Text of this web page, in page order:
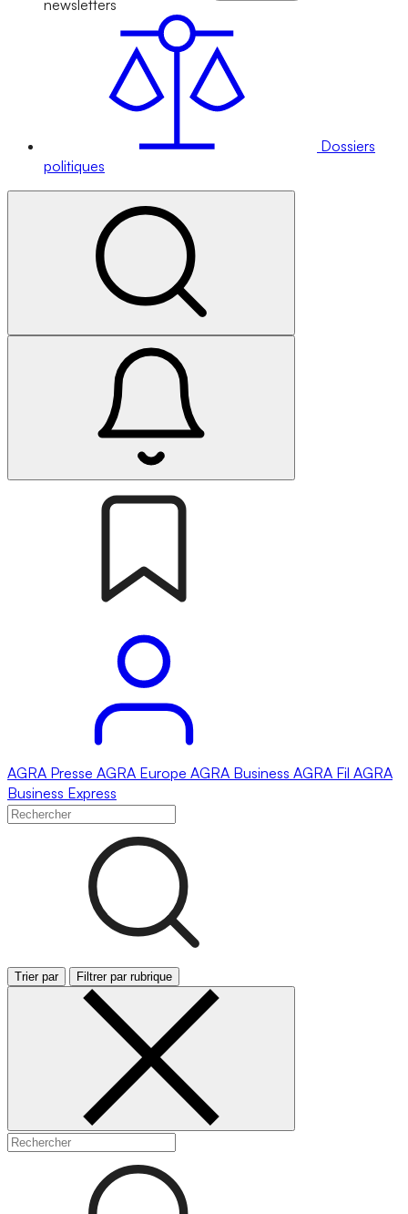
newsletters
Dossiers
politiques
AGRA Presse AGRA Europe AGRA Business AGRA Fil AGRA
Business Express
Trier par Filtrer par rubrique